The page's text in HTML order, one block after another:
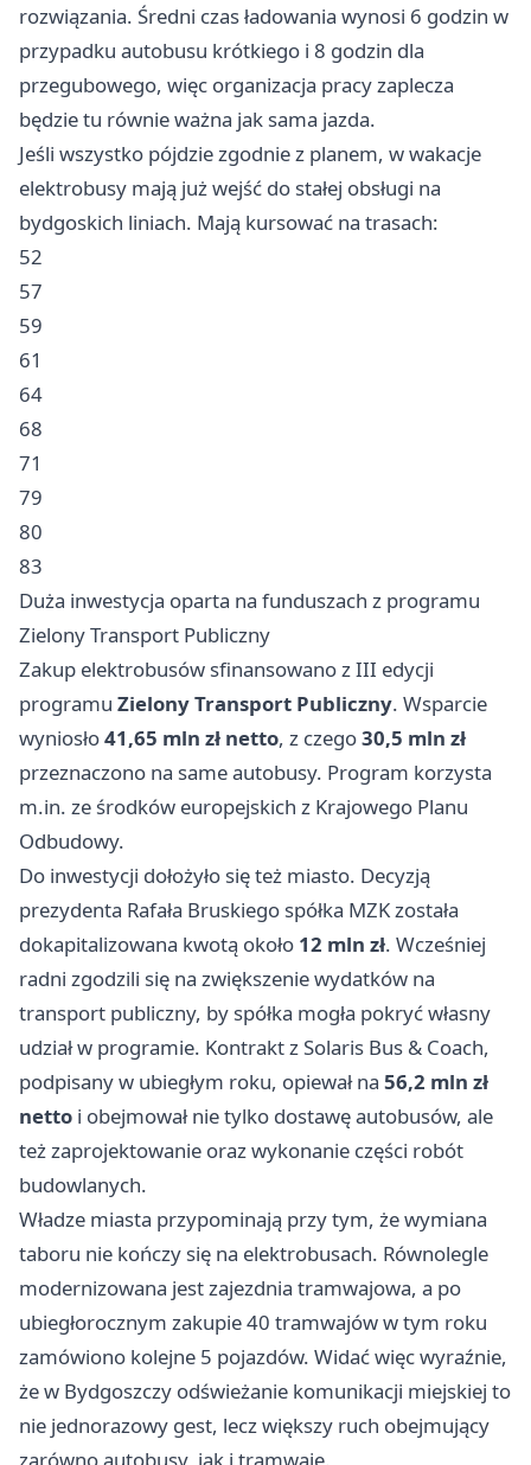
rozwiązania. Średni czas ładowania wynosi 6 godzin w
przypadku autobusu krótkiego i 8 godzin dla
przegubowego, więc organizacja pracy zaplecza
będzie tu równie ważna jak sama jazda.
Jeśli wszystko pójdzie zgodnie z planem, w wakacje
elektrobusy mają już wejść do stałej obsługi na
bydgoskich liniach. Mają kursować na trasach:
52
57
59
61
64
68
71
79
80
83
Duża inwestycja oparta na funduszach z programu
Zielony Transport Publiczny
Zakup elektrobusów sfinansowano z III edycji
programu Zielony Transport Publiczny. Wsparcie
wyniosło41,65 mln zł netto, z czego30,5 mln zł
przeznaczono na same autobusy. Program korzysta
m.in. ze środków europejskich z Krajowego Planu
Odbudowy.
Do inwestycji dołożyło się też miasto. Decyzją
prezydenta Rafała Bruskiego spółka MZK została
dokapitalizowana kwotą około 12 mln zł. Wcześniej
radni zgodzili się na zwiększenie wydatków na
transport publiczny, by spółka mogła pokryć własny
udział w programie. Kontrakt z Solaris Bus & Coach,
podpisany w ubiegłym roku, opiewał na 56,2 mln zł
netto i obejmował nie tylko dostawę autobusów, ale
też zaprojektowanie oraz wykonanie części robót
budowlanych.
Władze miasta przypominają przy tym, że wymiana
taboru nie kończy się na elektrobusach. Równolegle
modernizowana jest zajezdnia tramwajowa, a po
ubiegłorocznym zakupie 40 tramwajów w tym roku
zamówiono kolejne 5 pojazdów. Widać więc wyraźnie,
że w Bydgoszczy odświeżanie komunikacji miejskiej to
nie jednorazowy gest, lecz większy ruch obejmujący